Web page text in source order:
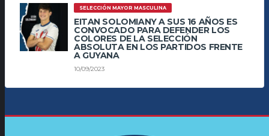
SELECCIÓN MAYOR MASCULINA
EITAN SOLOMIANY A SUS 16 AÑOS ES
CONVOCADO PARA DEFENDER LOS
COLORES DE LA SELECCIÓN
ABSOLUTA EN LOS PARTIDOS FRENTE
A GUYANA
10/09/2023